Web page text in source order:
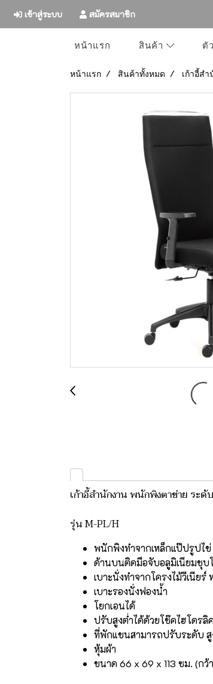
เข้าสู่ระบบ สมัครสมาชิก
หน้าแรก สินค้า ตั
หน้าแรก สินค้าทั้งหมด เก้าอี้ส
เก้าอี้สำนักงาน พนักพิงตาข่าย ระดั
รุ่น M-PL/H
พนักพิงทำจากเหล็กแป๊ปรูปไ
ด้านบนติดมือจับอลูมิเนียมชุบ
เบาะนั่งทำจากโครงไม้วีเนีย
เบาะรองนั่งฟองน้ำ
โยกเอนได้
ปรับสูงต่ำได้ด้วยโช๊คไฮโดรลิ
ที่พักแขนสามารถปรับระดับ สู
หุ้มผ้า
ขนาด 66 x 69 x 113 ซม. (กว้